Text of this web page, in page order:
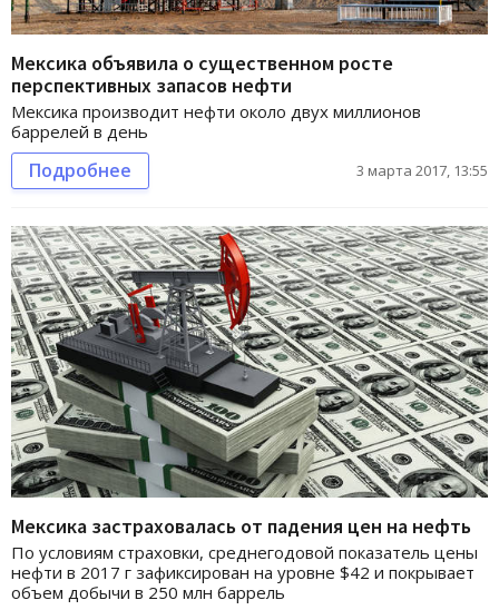
Мексика объявила о существенном росте
перспективных запасов нефти
Мексика производит нефти около двух миллионов
баррелей в день
Подробнее 3 марта 2017, 13:55
Мексика застраховалась от падения цен на нефть
По условиям страховки, среднегодовой показатель цены
нефти в 2017 г зафиксирован на уровне $42 и покрывает
объем добычи в 250 млн баррель